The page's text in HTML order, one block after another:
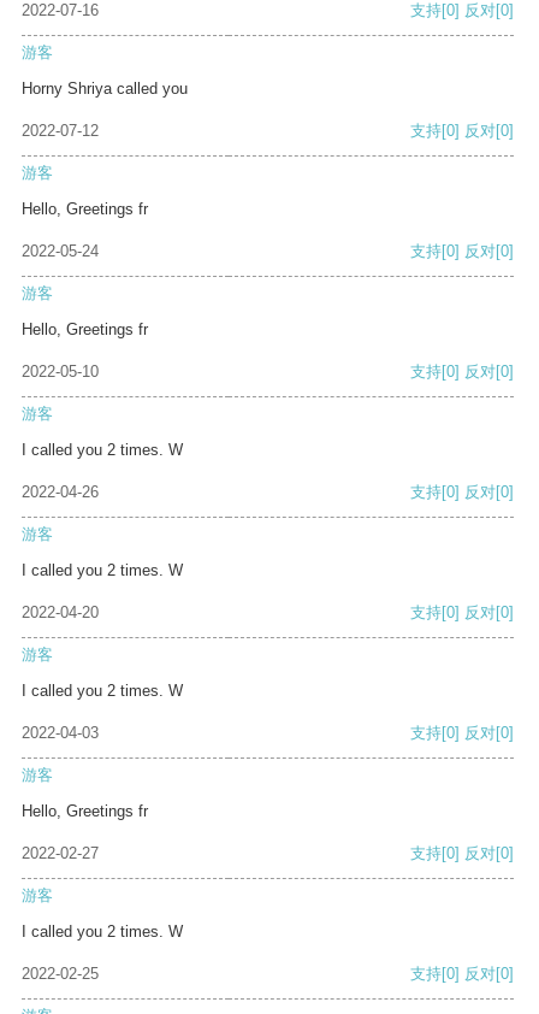
2022-07-16 支持[0] 反对[0]
游客
Horny Shriya called you
2022-07-12 支持[0] 反对[0]
游客
Hello, Greetings fr
2022-05-24 支持[0] 反对[0]
游客
Hello, Greetings fr
2022-05-10 支持[0] 反对[0]
游客
I called you 2 times. W
2022-04-26 支持[0] 反对[0]
游客
I called you 2 times. W
2022-04-20 支持[0] 反对[0]
游客
I called you 2 times. W
2022-04-03 支持[0] 反对[0]
游客
Hello, Greetings fr
2022-02-27 支持[0] 反对[0]
游客
I called you 2 times. W
2022-02-25 支持[0] 反对[0]